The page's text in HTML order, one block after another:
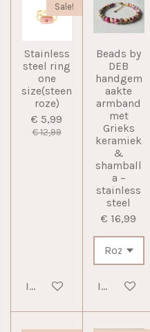
Sale!
Stainless
steel ring
one
size(steen
roze)
€ 5,99
€ 12,99
In winkelwagen
Beads by
DEB
handgem
aakte
armband
met
Grieks
keramiek
&
shamball
a –
stainless
steel
€ 16,99
In